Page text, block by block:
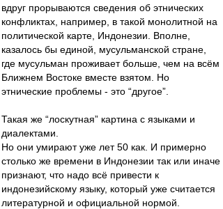
вдруг прорываются сведения об этнических
конфликтах, например, в такой монолитной на
политической карте, Индонезии. Вполне,
казалось бы единой, мусульманской стране,
где мусульман проживает больше, чем на всём
Ближнем Востоке вместе взятом. Но
этнические проблемы - это “другое”.
Такая же “лоскутная” картина с языками и
диалектами.
Но они умирают уже лет 50 как. И примерно
столько же времени в Индонезии так или иначе
признают, что надо всё привести к
индонезийскому языку, который уже считается
литературной и официальной нормой.